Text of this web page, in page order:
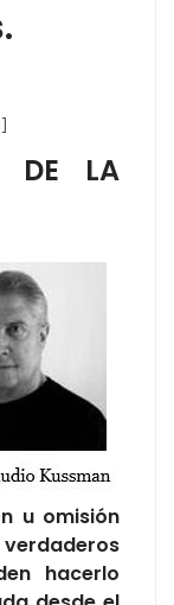
DE LA
u omisión
hacerlo